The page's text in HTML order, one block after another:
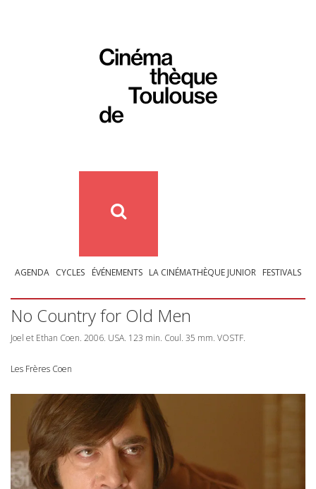
AGENDA CYCLES ÉVÉNEMENTS LA CINÉMATHÈQUE JUNIOR FESTIVALS
No Country for Old Men
Joel et Ethan Coen. 2006. USA. 123 min. Coul. 35 mm. VOSTF.
Les Frères Coen